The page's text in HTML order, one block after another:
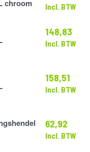
chroom
Incl. BTW
148,83
Incl. BTW
158,51
Incl. BTW
62,92
Incl. BTW